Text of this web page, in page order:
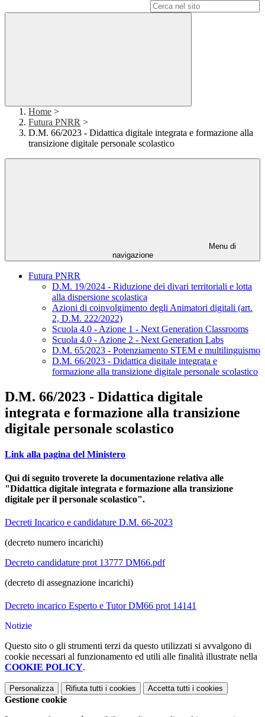
Home >
Futura PNRR >
D.M. 66/2023 - Didattica digitale integrata e formazione alla
transizione digitale personale scolastico
Menu di
navigazione
Futura PNRR
D.M. 19/2024 - Riduzione dei divari territoriali e lotta
alla dispersione scolastica
Azioni di coinvolgimento degli Animatori digitali (art.
2, D.M. 222/2022)
Scuola 4.0 - Azione 1 - Next Generation Classrooms
Scuola 4.0 - Azione 2 - Next Generation Labs
D.M. 65/2023 - Potenziamento STEM e multilinguismo
D.M. 66/2023 - Didattica digitale integrata e
formazione alla transizione digitale personale scolastico
D.M. 66/2023 - Didattica digitale
integrata e formazione alla transizione
digitale personale scolastico
Link alla pagina del Ministero
Qui di seguito troverete la documentazione relativa alle
"Didattica digitale integrata e formazione alla transizione
digitale per il personale scolastico".
Decreti Incarico e candidature D.M. 66-2023
(decreto numero incarichi)
Decreto candidature prot 13777 DM66.pdf
(decreto di assegnazione incarichi)
Decreto incarico Esperto e Tutor DM66 prot 14141
Notizie
Questo sito o gli strumenti terzi da questo utilizzati si avvalgono di
cookie necessari al funzionamento ed utili alle finalità illustrate nella
COOKIE POLICY.
Personalizza Rifiuta tutti i cookies Accetta tutti i cookies
Gestione cookie